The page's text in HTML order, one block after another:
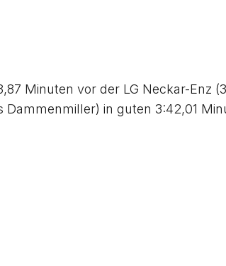
Minuten vor der LG Neckar-Enz
in guten 3:42,01